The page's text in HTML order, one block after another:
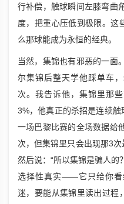
行补偿，触球瞬间左膝弯曲
度，把重心压低到极限。这
么那球能成为永恒的经典。
当然，集锦也有邪恶的一面
尔集锦后整天学他踩单车
次。我告诉他，集锦里那
3%，他真正的杀招是连续
一场巴黎比赛的全场数据给
次，但集锦里只会出现那3次
然后说：“所以集锦是骗人的
选择性真实——它只给你看
迷，要能从集锦里读出过程